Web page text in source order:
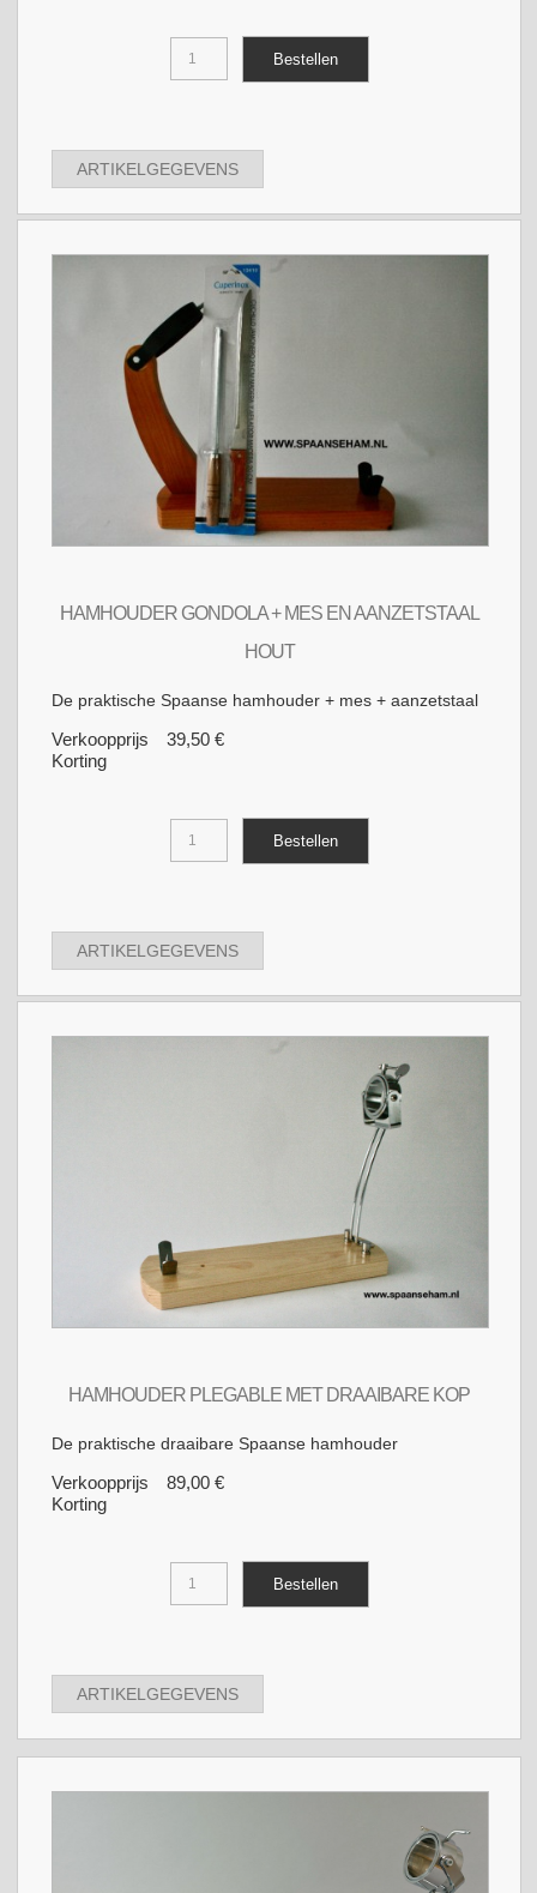
ARTIKELGEGEVENS
HAMHOUDER GONDOLA + MES EN AANZETSTAAL
HOUT
De praktische Spaanse hamhouder + mes + aanzetstaal
Verkoopprijs
39,50 €
Korting
ARTIKELGEGEVENS
HAMHOUDER PLEGABLE MET DRAAIBARE KOP
De praktische draaibare Spaanse hamhouder
Verkoopprijs
89,00 €
Korting
ARTIKELGEGEVENS